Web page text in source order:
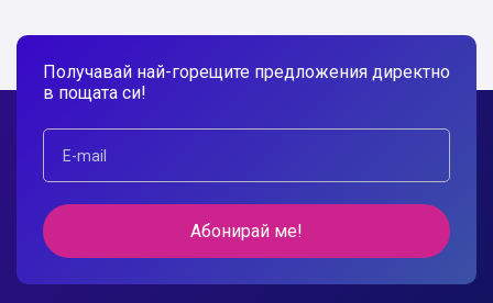
Получавай най-горещите предложения директно
в пощата си!
Абонирай ме!